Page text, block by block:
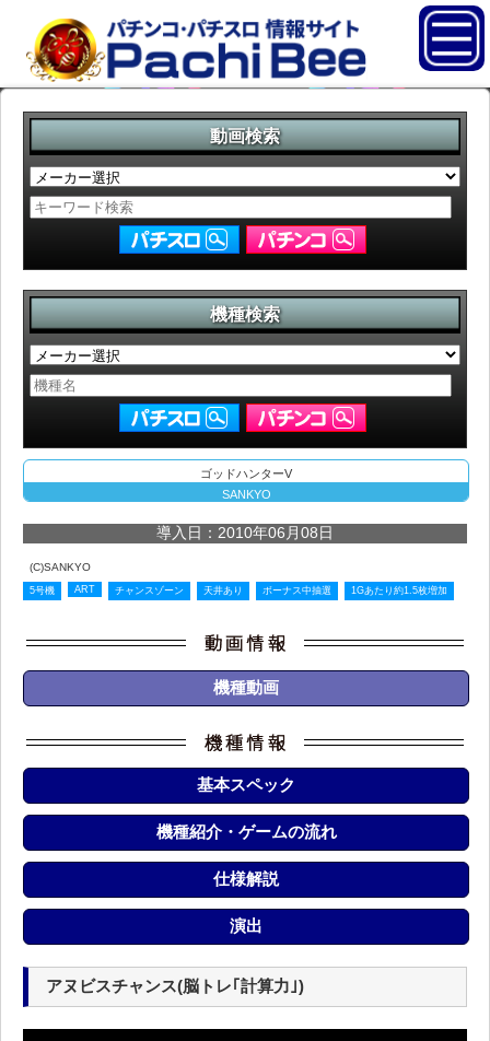
動画検索
機種検索
ゴッドハンターV
SANKYO
導入日：2010年06月08日
(C)SANKYO
5号機 ART チャンスゾーン 天井あり ボーナス中抽選 1Gあたり約1.5枚増加
機種動画
基本スペック
機種紹介・ゲームの流れ
仕様解説
演出
アヌビスチャンス(脳トレ｢計算力｣)